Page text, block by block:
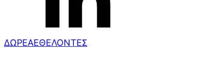
ΔΩΡΕΑΕΘΕΛΟΝΤΕΣ